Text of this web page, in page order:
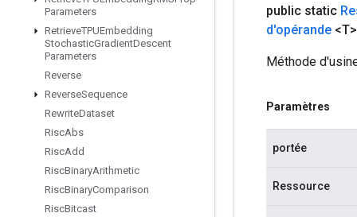
Parameters
RetrieveTPUEmbedding
StochasticGradientDescent
Parameters
Reverse
ReverseSequence
RewriteDataset
RiscAbs
RiscAdd
RiscBinaryArithmetic
RiscBinaryComparison
RiscBitcast
public static
d'opérande <T>
Méthode
Paramètres
portée
Ressource